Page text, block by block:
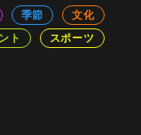
季節
文化
ト
スポーツ